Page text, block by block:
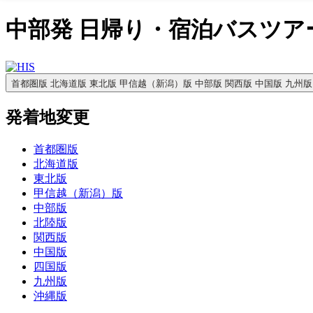
中部発 日帰り・宿泊バスツア
首都圏版 北海道版 東北版 甲信越 （新潟） 版 中部版 関西版 中国版 九州版
発着地変更
首都圏版
北海道版
東北版
甲信越（新潟）版
中部版
北陸版
関西版
中国版
四国版
九州版
沖縄版